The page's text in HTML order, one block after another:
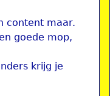
content maar.
goede mop,
krijg je